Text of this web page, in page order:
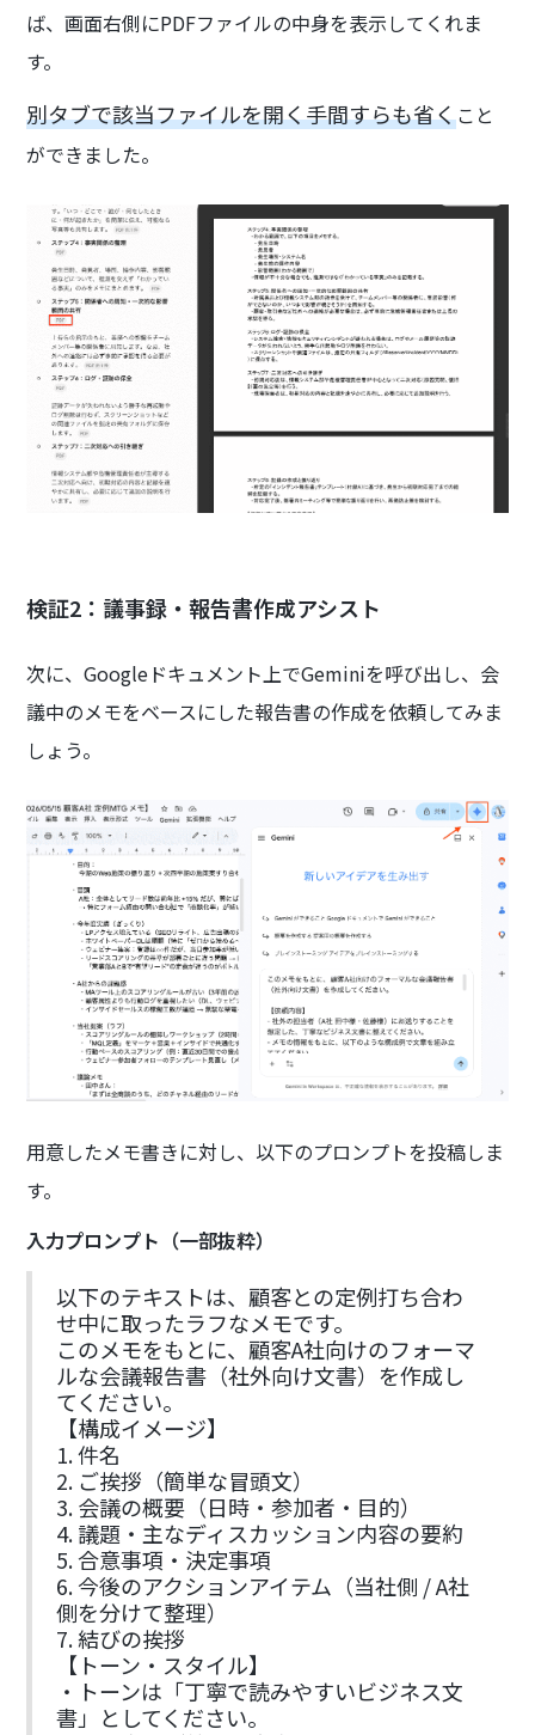
ば、画面右側にPDFファイルの中身を表示してくれま
す。
別タブで該当ファイルを開く手間すらも省くこと
ができました。
検証2：議事録・報告書作成アシスト
次に、Googleドキュメント上でGeminiを呼び出し、会
議中のメモをベースにした報告書の作成を依頼してみま
しょう。
用意したメモ書きに対し、以下のプロンプトを投稿しま
す。
入力プロンプト（一部抜粋）
以下のテキストは、顧客との定例打ち合わ
せ中に取ったラフなメモです。
このメモをもとに、顧客A社向けのフォーマ
ルな会議報告書（社外向け文書）を作成し
てください。
【構成イメージ】
1. 件名
2. ご挨拶（簡単な冒頭文）
3. 会議の概要（日時・参加者・目的）
4. 議題・主なディスカッション内容の要約
5. 合意事項・決定事項
6. 今後のアクションアイテム（当社側 / A社
側を分けて整理）
7. 結びの挨拶
【トーン・スタイル】
・トーンは「丁寧で読みやすいビジネス文
書」としてください。